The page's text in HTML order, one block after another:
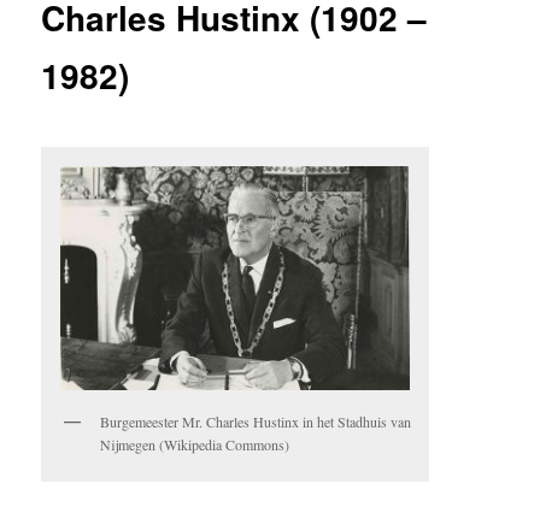
Charles Hustinx (1902 –
1982)
Burgemeester Mr. Charles Hustinx in het Stadhuis van
Nijmegen (Wikipedia Commons)